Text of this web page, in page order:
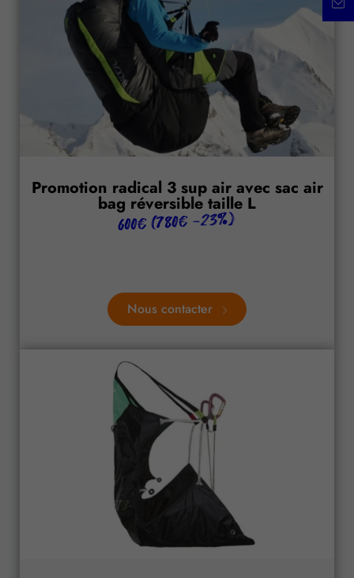
Promotion radical 3 sup air avec sac air
bag réversible taille L
600€ (780€ -23%)
Nous contacter